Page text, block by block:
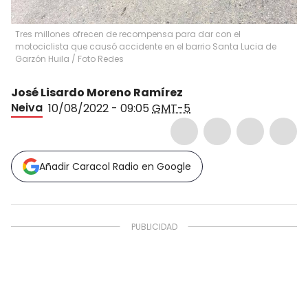
Tres millones ofrecen de recompensa para dar con el
motociclista que causó accidente en el barrio Santa Lucia de
Garzón Huila / Foto Redes
José Lisardo Moreno Ramírez
Neiva 10/08/2022 - 09:05GMT-5
Añadir Caracol Radio en Google